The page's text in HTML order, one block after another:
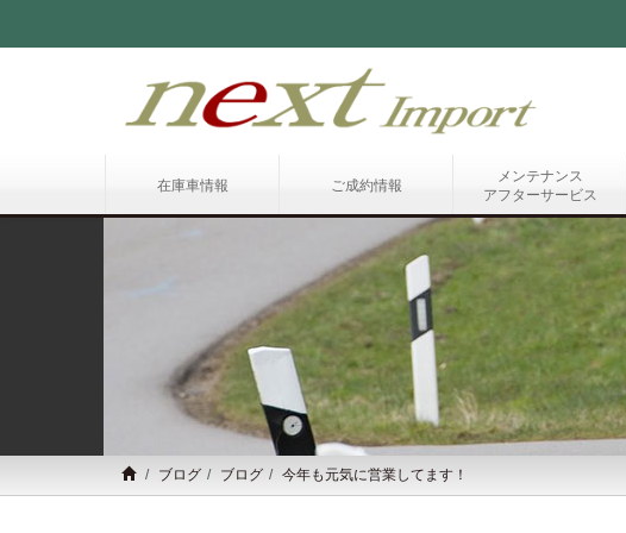
在庫車情報 ご成約情報
メンテナンス
アフターサービス
ブログ ブログ 今年も元気に営業してます！